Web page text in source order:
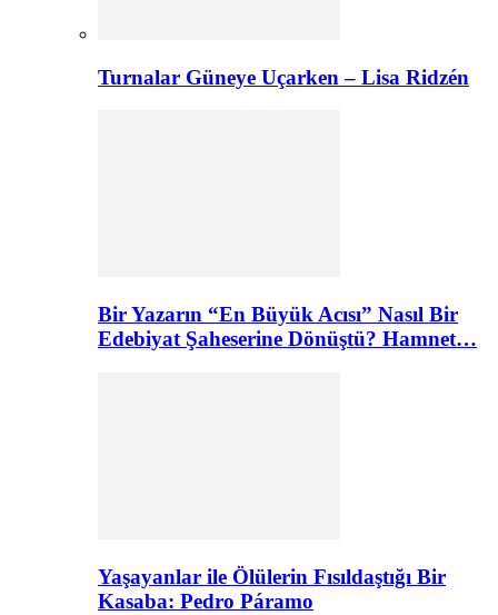
Turnalar Güneye Uçarken – Lisa Ridzén
Bir Yazarın “En Büyük Acısı” Nasıl Bir
Edebiyat Şaheserine Dönüştü? Hamnet…
Yaşayanlar ile Ölülerin Fısıldaştığı Bir
Kasaba: Pedro Páramo